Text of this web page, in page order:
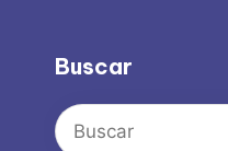
Buscar